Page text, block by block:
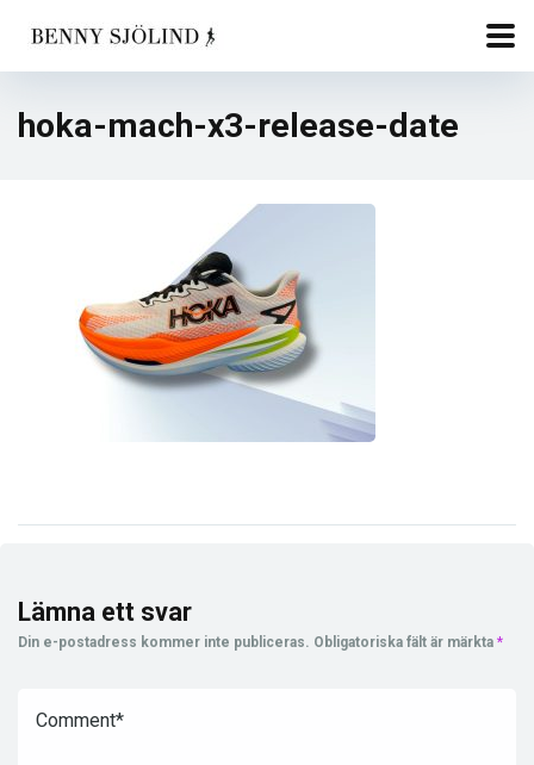
hoka-mach-x3-release-date
Lämna ett svar
Din e-postadress kommer inte publiceras. Obligatoriska fält är märkta *